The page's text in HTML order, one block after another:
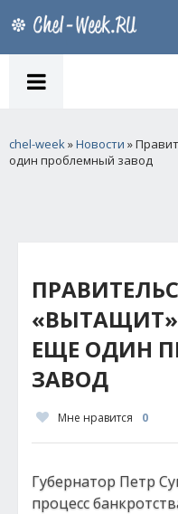
chel-week»Новости »
один проблемный завод
ЕЩЕ ОДИН
ЗАВОД
Мне нравится 0
Губернатор Петр
процесс